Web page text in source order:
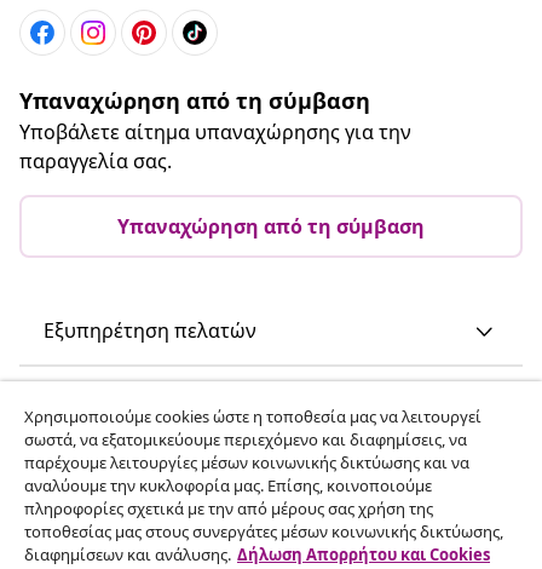
Υπαναχώρηση από τη σύμβαση
Υποβάλετε αίτημα υπαναχώρησης για την
παραγγελία σας.
Υπαναχώρηση από τη σύμβαση
Εξυπηρέτηση πελατών
vidaXL
Ανακαλύψτε περισσότερα
Χρησιμοποιούμε cookies ώστε η τοποθεσία μας να λειτουργεί
σωστά, να εξατομικεύουμε περιεχόμενο και διαφημίσεις, να
παρέχουμε λειτουργίες μέσων κοινωνικής δικτύωσης και να
αναλύουμε την κυκλοφορία μας. Επίσης, κοινοποιούμε
πληροφορίες σχετικά με την από μέρους σας χρήση της
τοποθεσίας μας στους συνεργάτες μέσων κοινωνικής δικτύωσης,
διαφημίσεων και ανάλυσης. Δήλωση Απορρήτου και Cookies